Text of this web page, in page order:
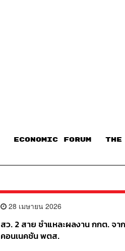
ECONOMIC FORUM THE
28 เมษายน 2026
สว. 2 สาย ชำแหละผลงาน กกต. จ
คอนเนคชัน พตส.